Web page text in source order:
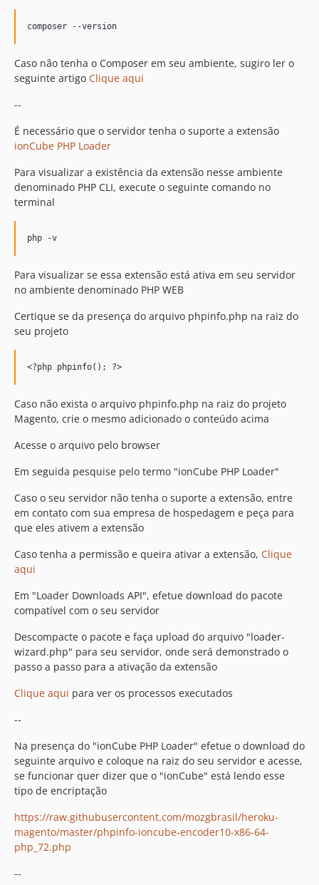
Caso não tenha o Composer em seu ambiente, sugiro ler o
seguinte artigo Clique aqui
--
É necessário que o servidor tenha o suporte a extensão
ionCube PHP Loader
Para visualizar a existência da extensão nesse ambiente
denominado PHP CLI, execute o seguinte comando no
terminal
Para visualizar se essa extensão está ativa em seu servidor
no ambiente denominado PHP WEB
Certique se da presença do arquivo phpinfo.php na raiz do
seu projeto
Caso não exista o arquivo phpinfo.php na raiz do projeto
Magento, crie o mesmo adicionado o conteúdo acima
Acesse o arquivo pelo browser
Em seguida pesquise pelo termo "ionCube PHP Loader"
Caso o seu servidor não tenha o suporte a extensão, entre
em contato com sua empresa de hospedagem e peça para
que eles ativem a extensão
Caso tenha a permissão e queira ativar a extensão, Clique
aqui
Em "Loader Downloads API", efetue download do pacote
compatível com o seu servidor
Descompacte o pacote e faça upload do arquivo "loader-
wizard.php" para seu servidor, onde será demonstrado o
passo a passo para a ativação da extensão
Clique aqui para ver os processos executados
--
Na presença do "ionCube PHP Loader" efetue o download do
seguinte arquivo e coloque na raiz do seu servidor e acesse,
se funcionar quer dizer que o "ionCube" está lendo esse
tipo de encriptação
https://raw.githubusercontent.com/mozgbrasil/heroku-
magento/master/phpinfo-ioncube-encoder10-x86-64-
php_72.php
--